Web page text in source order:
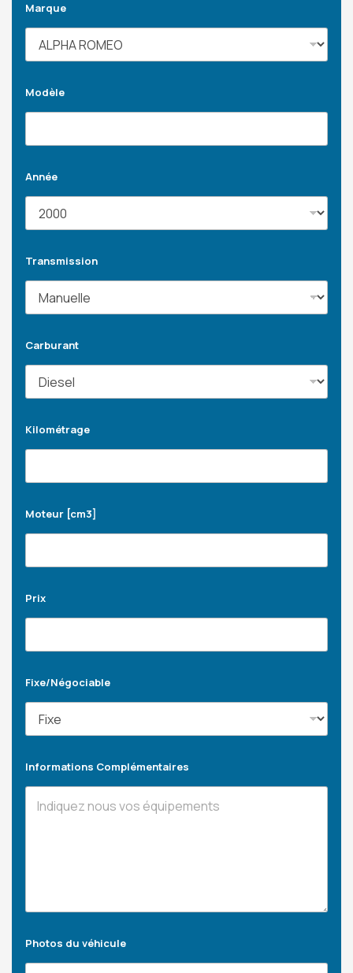
Marque
Modèle
Année
Transmission
Carburant
Kilométrage
Moteur [cm3]
Prix
Fixe/Négociable
Informations Complémentaires
Photos du véhicule